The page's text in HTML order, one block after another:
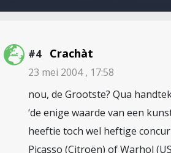
#4 Crachàt
23 mei 2004 , 17:58
nou, de Grootste? Qua
‘de enige waarde van een
heeftie toch wel heftige
Picasso (Citroën) of Warhol